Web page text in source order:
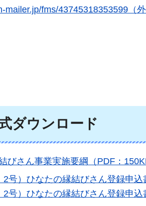
mailer.jp/fms/43745318353599（
ダウンロード
びさん事業実施要綱（PDF：
2号）ひなたの縁結びさん登録申
2号）ひなたの縁結びさん登録申